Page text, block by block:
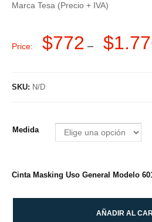
Marca Tesa (Precio + IVA)
Price: $772 – $
SKU: N/D
Medida
Cinta Masking Uso General Modelo
AÑADIR AL